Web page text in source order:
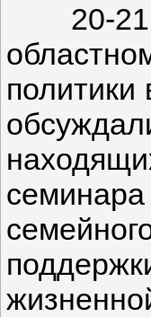
20-21